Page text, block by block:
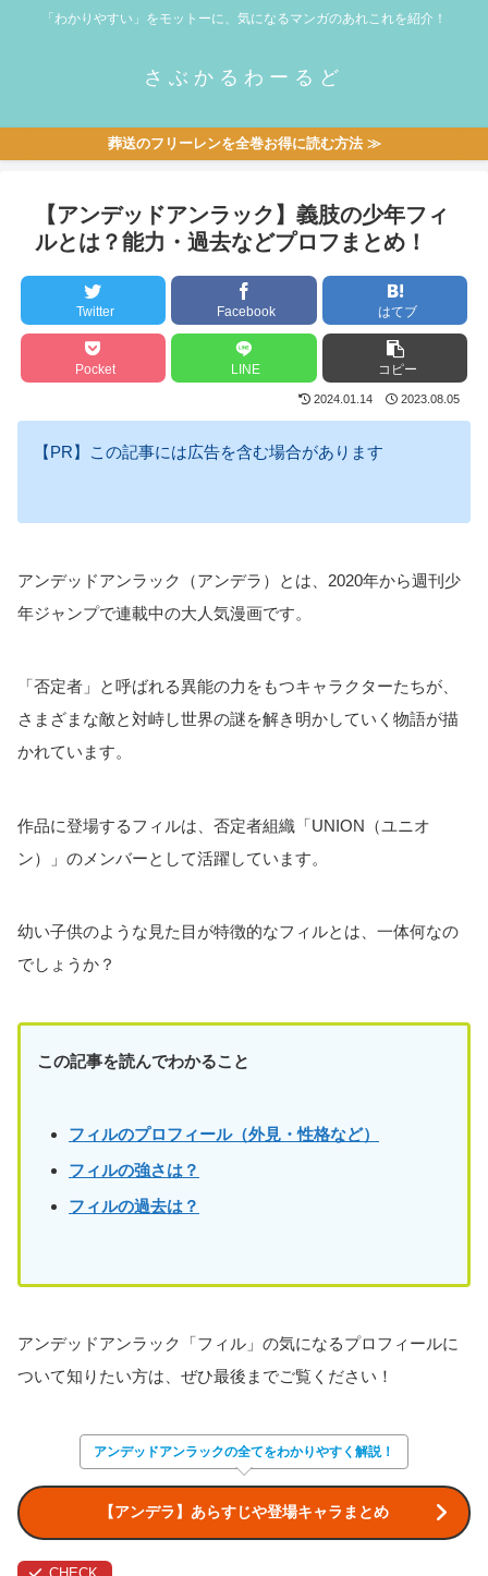
「わかりやすい」をモットーに、気になるマンガのあれこれを紹介！
さぶかるわーるど
葬送のフリーレンを全巻お得に読む方法 ≫
【アンデッドアンラック】義肢の少年フィ
ルとは？能力・過去などプロフまとめ！
Twitter Facebook はてブ
Pocket LINE コピー
2024.01.14 2023.08.05
【PR】この記事には広告を含む場合があります
アンデッドアンラック（アンデラ）とは、2020年から週刊少
年ジャンプで連載中の大人気漫画です。
「否定者」と呼ばれる異能の力をもつキャラクターたちが、
さまざまな敵と対峙し世界の謎を解き明かしていく物語が描
かれています。
作品に登場するフィルは、否定者組織「UNION（ユニオ
ン）」のメンバーとして活躍しています。
幼い子供のような見た目が特徴的なフィルとは、一体何なの
でしょうか？
この記事を読んでわかること
フィルのプロフィール（外見・性格など）
フィルの強さは？
フィルの過去は？
アンデッドアンラック「フィル」の気になるプロフィールに
ついて知りたい方は、ぜひ最後までご覧ください！
アンデッドアンラックの全てをわかりやすく解説！
【アンデラ】あらすじや登場キャラまとめ